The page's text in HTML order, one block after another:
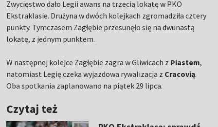
Zwycięstwo dało Legii awans na trzecią lokatę w PKO
Ekstraklasie. Drużyna w dwóch kolejkach zgromadziła cztery
punkty. Tymczasem Zagłębie przesunęło się na dwunastą
lokatę, z jednym punktem.
W następnej kolejce Zagłębie zagra w Gliwicach z Piastem,
natomiast Legię czeka wyjazdowa rywalizacja z Cracovią.
Oba spotkania zaplanowano na piątek 29 lipca.
Czytaj też